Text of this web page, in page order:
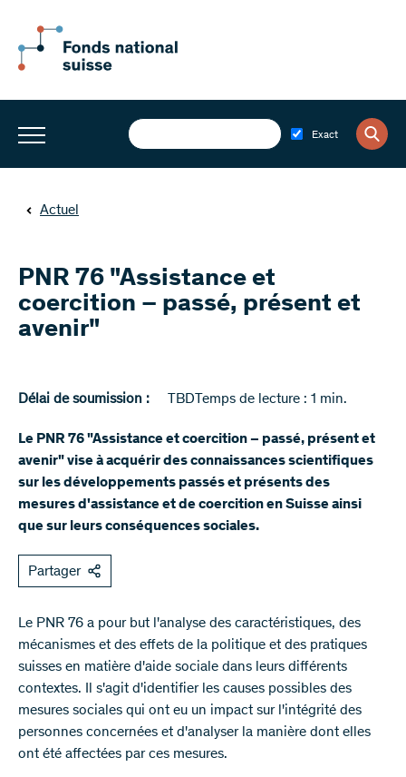
Exact
Actuel
PNR 76 "Assistance et
coercition – passé, présent et
avenir"
Délai de soumission : TBD Temps de lecture : 1 min.
Le PNR 76 "Assistance et coercition – passé, présent et
avenir" vise à acquérir des connaissances scientifiques
sur les développements passés et présents des
mesures d'assistance et de coercition en Suisse ainsi
que sur leurs conséquences sociales.
Partager
Le PNR 76 a pour but l'analyse des caractéristiques, des
mécanismes et des effets de la politique et des pratiques
suisses en matière d'aide sociale dans leurs différents
contextes. Il s'agit d'identifier les causes possibles des
mesures sociales qui ont eu un impact sur l'intégrité des
personnes concernées et d'analyser la manière dont elles
ont été affectées par ces mesures.